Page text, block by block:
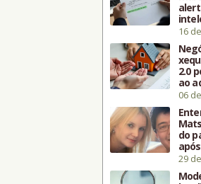
16
2.0
ao
06
do
29